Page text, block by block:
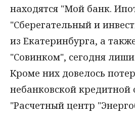
находятся "Мой банк.
"Сберегательный и
из Екатеринбурга, а
"Совинком", сегодня
Кроме них довелось
небанковской кредитной
"Расчетный центр